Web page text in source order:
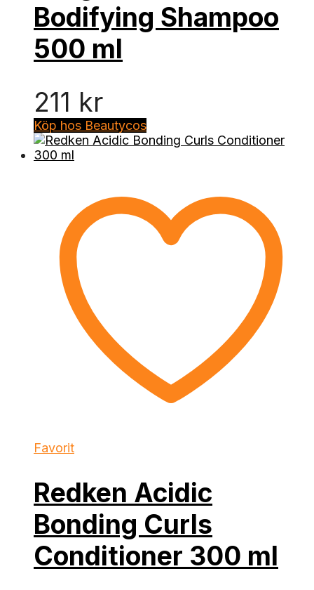
Bodifying Shampoo
500 ml
211 kr
Köp hos Beautycos
Favorit
Redken Acidic
Bonding Curls
Conditioner 300 ml